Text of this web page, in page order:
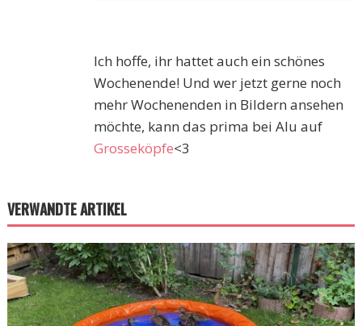
Ich hoffe, ihr hattet auch ein schönes
Wochenende! Und wer jetzt gerne noch
mehr Wochenenden in Bildern ansehen
möchte, kann das prima bei Alu auf
Grosseköpfe<3
VERWANDTE ARTIKEL